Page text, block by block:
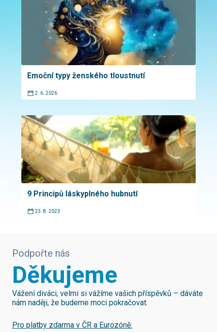
Emoční typy ženského tloustnutí
2. 6. 2026
9 Principů láskyplného hubnutí
23. 8. 2023
Podpořte nás
Děkujeme
Vážení diváci, velmi si vážíme vašich příspěvků – dáváte
nám naději, že budeme moci pokračovat.
Pro platby zdarma v ČR a Eurozóně: